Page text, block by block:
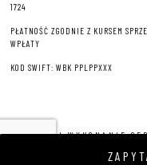
1724
PŁATNOŚĆ ZGODNIE Z KURSEM
WPŁATY
KOD SWIFT: WBK PPLPPXXX
PROJEKT I WYKONANIE